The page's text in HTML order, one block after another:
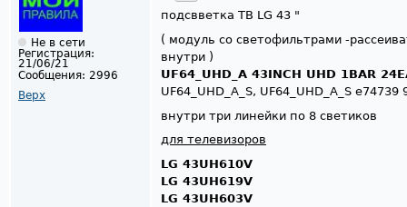
Не в сети
Регистрация:
21/06/21
Сообщения: 2996
Верх
подсвветка ТВ LG 43 "
( модуль со светофильтрами -
внутри )
UF64_UHD_A 43INCH UHD 1BAR
UF64_UHD_A_S, UF64_UHD_A_S e74739
внутри три линейки по 8 светиков
для телевизоров
LG 43UH610V
LG 43UH619V
LG 43UH603V